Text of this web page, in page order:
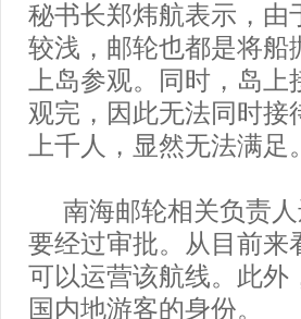
秘书长郑炜航表示，由
较浅，邮轮也都是将船
上岛参观。同时，岛上
观完，因此无法同时接
上千人，显然无法满足。
南海邮轮相关负责
要经过审批。从目前来
可以运营该航线。此外
国内地游客的身份。